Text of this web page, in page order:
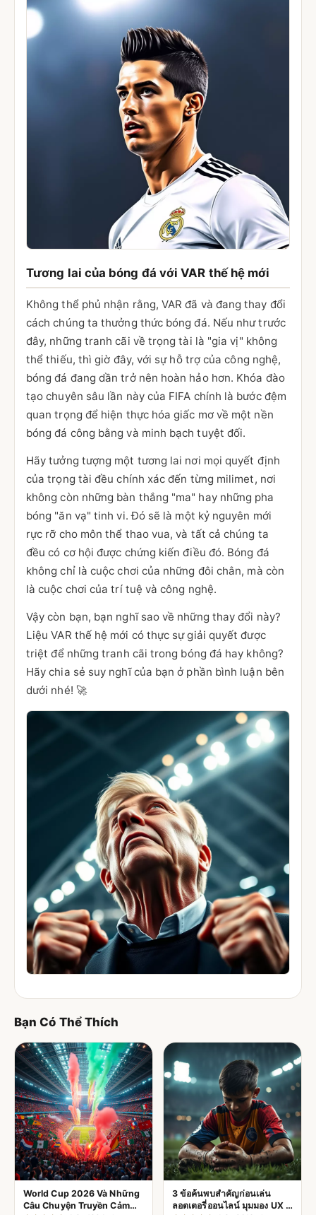
Tương lai của bóng đá với VAR thế hệ mới
Không thể phủ nhận rằng, VAR đã và đang thay đổi
cách chúng ta thưởng thức bóng đá. Nếu như trước
đây, những tranh cãi về trọng tài là "gia vị" không
thể thiếu, thì giờ đây, với sự hỗ trợ của công nghệ,
bóng đá đang dần trở nên hoàn hảo hơn. Khóa đào
tạo chuyên sâu lần này của FIFA chính là bước đệm
quan trọng để hiện thực hóa giấc mơ về một nền
bóng đá công bằng và minh bạch tuyệt đối.
Hãy tưởng tượng một tương lai nơi mọi quyết định
của trọng tài đều chính xác đến từng milimet, nơi
không còn những bàn thắng "ma" hay những pha
bóng "ăn vạ" tinh vi. Đó sẽ là một kỷ nguyên mới
rực rỡ cho môn thể thao vua, và tất cả chúng ta
đều có cơ hội được chứng kiến điều đó. Bóng đá
không chỉ là cuộc chơi của những đôi chân, mà còn
là cuộc chơi của trí tuệ và công nghệ.
Vậy còn bạn, bạn nghĩ sao về những thay đổi này?
Liệu VAR thế hệ mới có thực sự giải quyết được
triệt để những tranh cãi trong bóng đá hay không?
Hãy chia sẻ suy nghĩ của bạn ở phần bình luận bên
dưới nhé! 🚀
Bạn Có Thể Thích
World Cup 2026 Và Những
Câu Chuyện Truyền Cảm
3 ข้อค้นพบสำคัญก่อนเล่น
ลอตเตอรี่ออนไลน์ มุมมอง UX ที่